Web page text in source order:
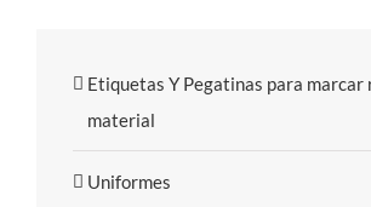
Etiquetas Y Pegatinas para marcar
material
Uniformes